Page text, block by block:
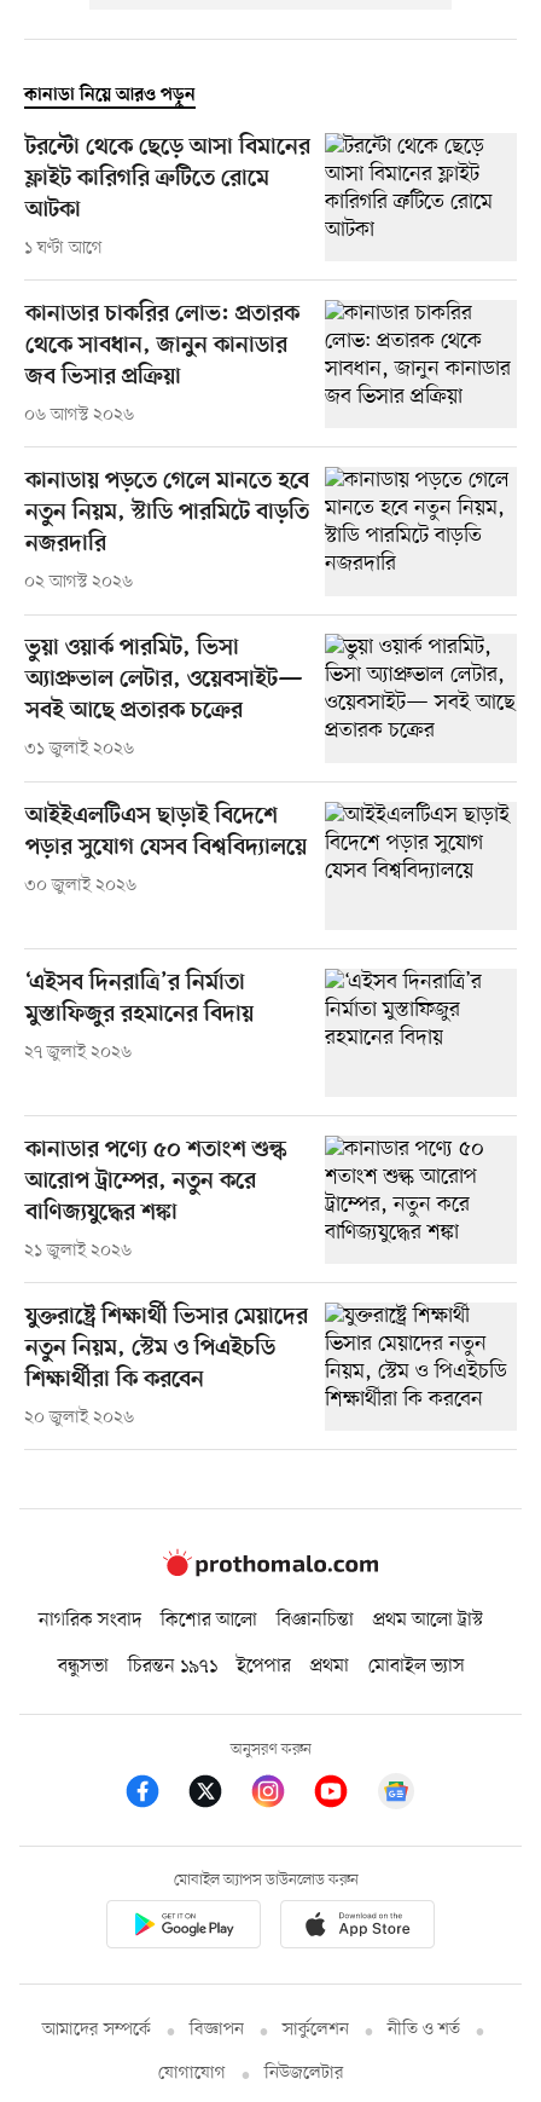
কানাডা নিয়ে আরও পড়ুন
টরন্টো থেকে ছেড়ে আসা বিমানের
ফ্লাইট কারিগরি ত্রুটিতে রোমে
আটকা
১ ঘণ্টা আগে
কানাডার চাকরির লোভ: প্রতারক
থেকে সাবধান, জানুন কানাডার
জব ভিসার প্রক্রিয়া
০৬ আগস্ট ২০২৬
কানাডায় পড়তে গেলে মানতে হবে
নতুন নিয়ম, স্টাডি পারমিটে বাড়তি
নজরদারি
০২ আগস্ট ২০২৬
ভুয়া ওয়ার্ক পারমিট, ভিসা
অ্যাপ্রুভাল লেটার, ওয়েবসাইট—
সবই আছে প্রতারক চক্রের
৩১ জুলাই ২০২৬
আইইএলটিএস ছাড়াই বিদেশে
পড়ার সুযোগ যেসব বিশ্ববিদ্যালয়ে
৩০ জুলাই ২০২৬
‘এইসব দিনরাত্রি’র নির্মাতা
মুস্তাফিজুর রহমানের বিদায়
২৭ জুলাই ২০২৬
কানাডার পণ্যে ৫০ শতাংশ শুল্ক
আরোপ ট্রাম্পের, নতুন করে
বাণিজ্যযুদ্ধের শঙ্কা
২১ জুলাই ২০২৬
যুক্তরাষ্ট্রে শিক্ষার্থী ভিসার মেয়াদের
নতুন নিয়ম, স্টেম ও পিএইচডি
শিক্ষার্থীরা কি করবেন
২০ জুলাই ২০২৬
নাগরিক সংবাদ কিশোর আলো বিজ্ঞানচিন্তা
প্রথম আলো ট্রাস্ট
বন্ধুসভা
চিরন্তন ১৯৭১ ইপেপার প্রথমা মোবাইল ভ্যাস
অনুসরণ করুন
মোবাইল অ্যাপস ডাউনলোড করুন
আমাদের সম্পর্কে বিজ্ঞাপন সার্কুলেশন
নীতি ও শর্ত
যোগাযোগ
নিউজলেটার